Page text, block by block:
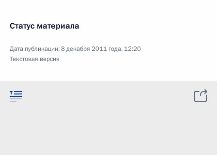
Статус материала
Дата публикации:8 декабря 2011 года, 12:20
Текстовая версия